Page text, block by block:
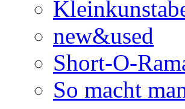
new&used
Short-O-
So macht